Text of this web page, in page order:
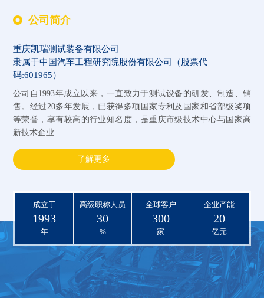
公司简介
重庆凯瑞测试装备有限公司
隶属于中国汽车工程研究院股份有限公司（股票代
码:601965）
公司自1993年成立以来，一直致力于测试设备的研发、制造、销
售。经过20多年发展，已获得多项国家专利及国家和省部级奖项
等荣誉，享有较高的行业知名度，是重庆市级技术中心与国家高
新技术企业...
了解更多
成立于
1993
年
高级职称人员
30
%
全球客户
300
家
企业产能
20
亿元